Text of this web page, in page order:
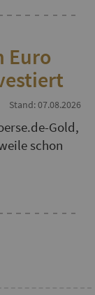
Euro
Stand: 07.08.2026
Gold,
schon